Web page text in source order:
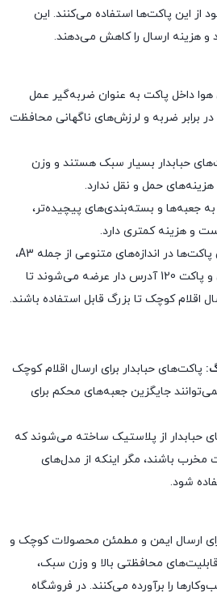
این پاکت‌ها استفاده می‌کنند. این
هزینه ارسال را کاهش می‌دهند.
داخل پاکت به عنوان ضربه‌گیر عمل
برابر ضربه و لرزش‌های ناگهانی محافظت
حبابدار بسیار سبک هستند و وزن
حمل و نقل ندارد.
جعبه‌ها و بسته‌بندی‌های پیچیده‌تر،
و هزینه کمتری دارد.
پاکت‌ها در اندازه‌های متنوعی از جمله A3،
و پاکت 120 آدرس دار عرضه می‌شوند تا
اقلام کوچک تا بزرگ قابل استفاده باشند.
پاکت‌های حبابدار برای ارسال اقلام کوچک
جایگزین جعبه‌های محکم برای
حبابدار از پلاستیک ساخته می‌شوند که
باشند، مگر اینکه از مدل‌های
شود.
ارسال ایمن و مطمئن محصولات کوچک و
محافظتی بالا و وزن سبک،
را برآورده می‌کنند. در فروشگاه